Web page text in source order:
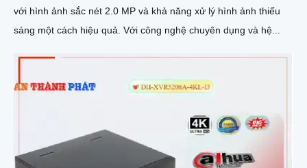
với hình ảnh sắc nét 2.0 MP và khả năng xử lý hình ảnh thiếu
sáng một cách hiệu quả. Với công nghệ chuyên dụng và hệ...